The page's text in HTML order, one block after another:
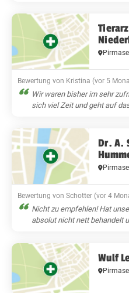
Bewertung von Kristina (vor 5
Wir waren bisher im sehr
sich viel Zeit und geht auf das
Dr. A.
Bewertung von Schotter (vor 4
Nicht zu empfehlen! Hat
absolut nicht nett behandelt
Wulf